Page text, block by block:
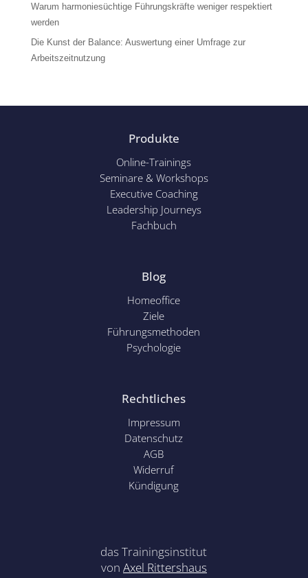
Warum harmoniesüchtige Führungskräfte weniger respektiert
werden
Die Kunst der Balance: Auswertung einer Umfrage zur
Arbeitszeitnutzung
Produkte
Online-Trainings
Seminare & Workshops
Executive Coaching
Leadership Journeys
Fachbuch
Blog
Homeoffice
Ziele
Führungsmethoden
Psychologie
Rechtliches
Impressum
Datenschutz
AGB
Widerruf
Kündigung
das Trainingsinstitut
von Axel Rittershaus